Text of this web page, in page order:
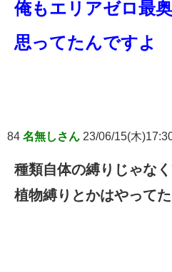
俺もエリアゼロ最
思ってたんですよ
84 名無しさん 23/06/15(木
種類自体の縛りじゃな
植物縛りとかはやってた